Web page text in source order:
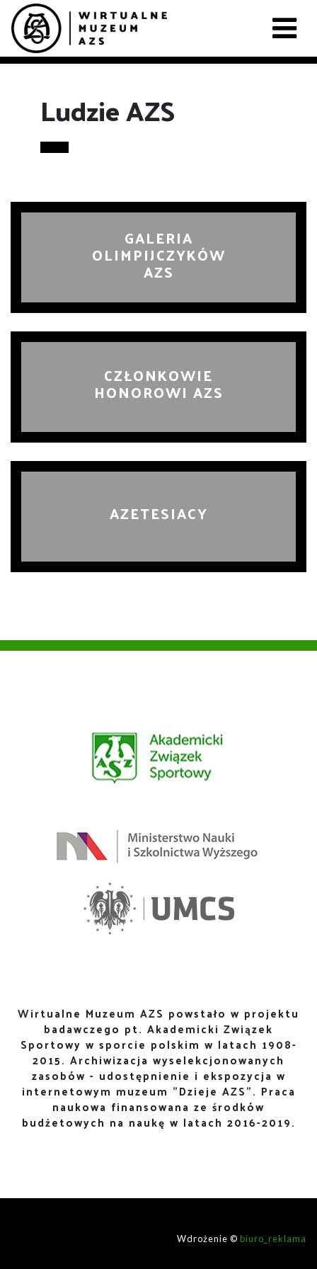
Ludzie AZS
GALERIA
OLIMPIJCZYKÓW
AZS
CZŁONKOWIE
HONOROWI AZS
AZETESIACY
Wirtualne Muzeum AZS powstało w projektu
badawczego pt. Akademicki Związek
Sportowy w sporcie polskim w latach 1908-
2015. Archiwizacja wyselekcjonowanych
zasobów - udostępnienie i ekspozycja w
internetowym muzeum "Dzieje AZS". Praca
naukowa finansowana ze środków
budżetowych na naukę w latach 2016-2019.
Wdrożenie © biuro_reklama